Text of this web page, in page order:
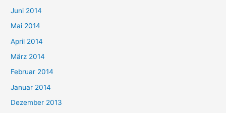
Juni 2014
Mai 2014
April 2014
März 2014
Februar 2014
Januar 2014
Dezember 2013